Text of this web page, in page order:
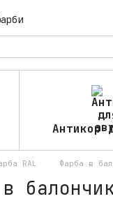
Антикор
RAL Фарба в